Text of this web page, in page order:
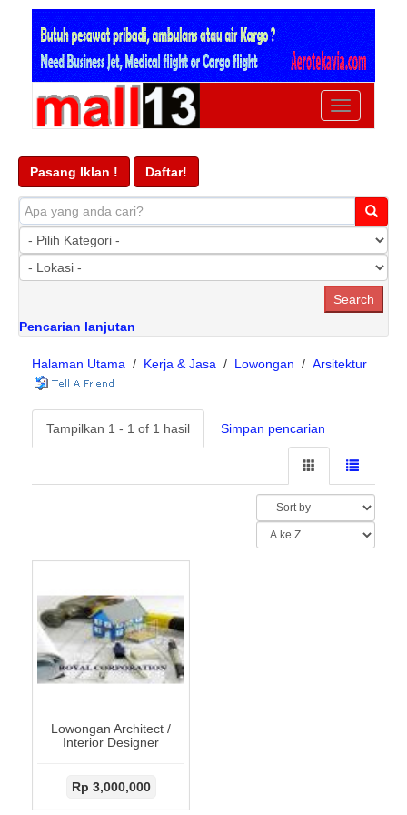
Ubah
navigasi
Pasang Iklan ! Daftar!
Pencarian lanjutan
Halaman Utama / Kerja & Jasa / Lowongan / Arsitektur
Tampilkan 1 - 1 of 1 hasil Simpan pencarian
Lowongan Architect /
Interior Designer
Rp 3,000,000